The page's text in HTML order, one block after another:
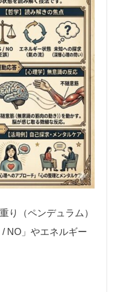
り（ペンデュラム）
NO」やエネルギー